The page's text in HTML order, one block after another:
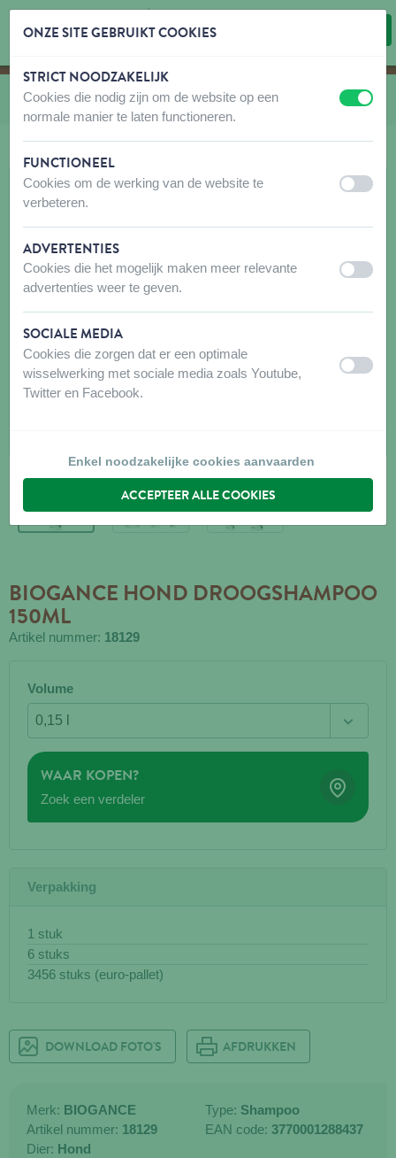
Inhoud overslaan
Taalkeuze overslaan
U bevindt zich hier:
vanBiogance
BIOGANCE HOND DROOGSHAMPOO
150ML
Artikel nummer: 18129
Volume
WAAR KOPEN?
Zoek een verdeler
Verpakking
1 stuk
6 stuks
3456 stuks (euro-pallet)
DOWNLOAD FOTO'S AFDRUKKEN
Merk: BIOGANCE
Artikel nummer: 18129
Dier: Hond
Type: Shampoo
EAN code: 3770001288437
ONZE SITE GEBRUIKT COOKIES
STRICT NOODZAKELIJK
Cookies die nodig zijn om de website op een
normale manier te laten functioneren.
uit aan
FUNCTIONEEL
Cookies om de werking van de website te
verbeteren.
uit aan
ADVERTENTIES
Cookies die het mogelijk maken meer relevante
advertenties weer te geven.
uit aan
SOCIALE MEDIA
Cookies die zorgen dat er een optimale
wisselwerking met sociale media zoals Youtube,
Twitter en Facebook.
uit aan
Enkel noodzakelijke cookies aanvaarden
ACCEPTEER ALLE COOKIES